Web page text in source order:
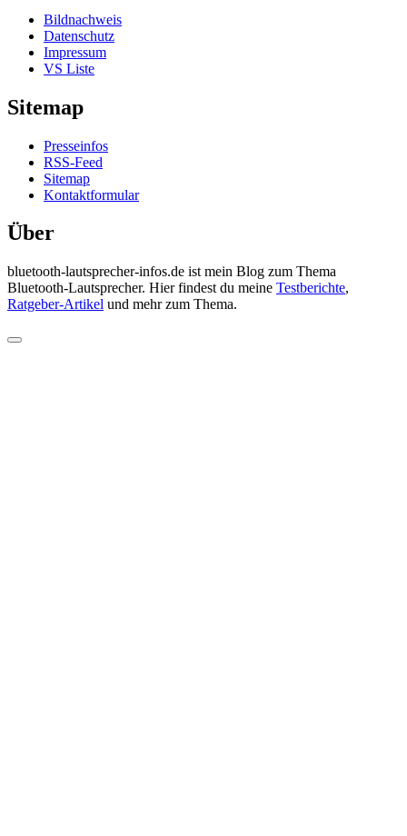
Bildnachweis
Datenschutz
Impressum
VS Liste
Sitemap
Presseinfos
RSS-Feed
Sitemap
Kontaktformular
Über
bluetooth-lautsprecher-infos.de ist mein Blog zum Thema
Bluetooth-Lautsprecher. Hier findest du meine Testberichte,
Ratgeber-Artikel und mehr zum Thema.